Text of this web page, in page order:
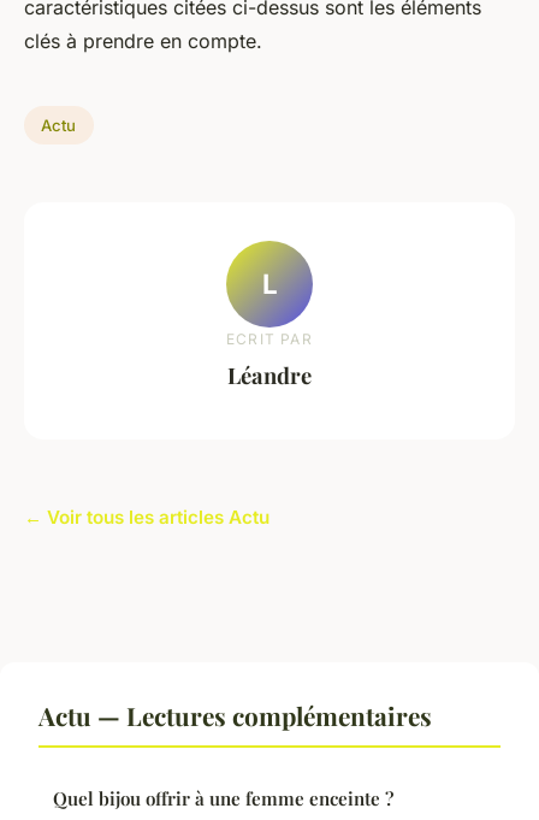
caractéristiques citées ci-dessus sont les éléments
clés à prendre en compte.
Actu
L
ECRIT PAR
Léandre
← Voir tous les articles Actu
Actu — Lectures complémentaires
Quel bijou offrir à une femme enceinte ?